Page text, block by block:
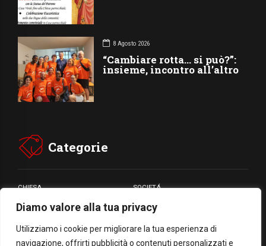
Diamo valore alla tua privacy
Utilizziamo i cookie per migliorare la tua esperienza di
navigazione, offrirti pubblicità o contenuti personalizzati e
8 Agosto 2026
“Cambiare rotta… si può?”:
insieme, incontro all’altro
Categorie
CHIESA SOCIETÁ
CARITÁ GIUBILEO
CULTURA MEDIA